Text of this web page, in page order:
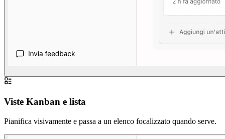
Viste Kanban e lista
Pianifica visivamente e passa a un elenco focalizzato quando serve.